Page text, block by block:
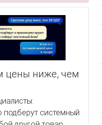
цены ниже, чем
подберут системный